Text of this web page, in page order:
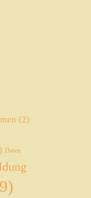
(2)
Daten